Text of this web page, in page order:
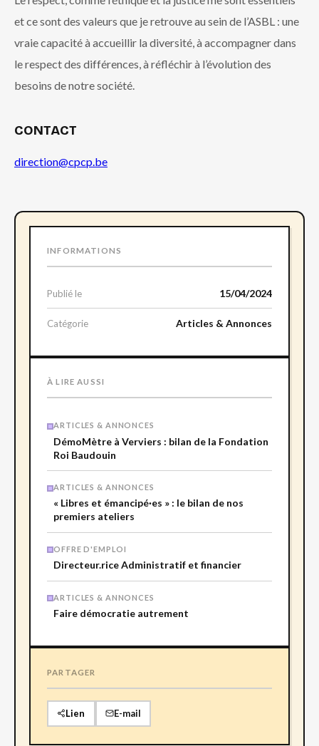
et ce sont des valeurs que je retrouve au sein de l’ASBL : une
vraie capacité à accueillir la diversité, à accompagner dans
le respect des différences, à réfléchir à l’évolution des
besoins de notre société.
CONTACT
direction@cpcp.be
INFORMATIONS
Publié le 15/04/2024
Catégorie Articles & Annonces
À LIRE AUSSI
ARTICLES & ANNONCES
DémoMètre à Verviers : bilan de la Fondation
Roi Baudouin
ARTICLES & ANNONCES
« Libres et émancipé·es » : le bilan de nos
premiers ateliers
OFFRE D'EMPLOI
Directeur.rice Administratif et financier
ARTICLES & ANNONCES
Faire démocratie autrement
PARTAGER
Lien E-mail